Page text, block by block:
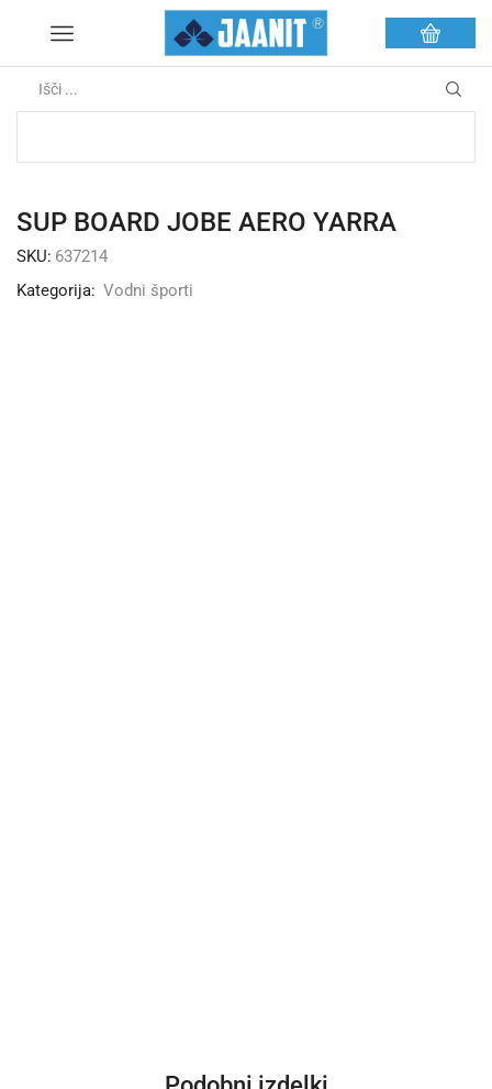
SUP BOARD JOBE AERO YARRA
SKU: 637214
Kategorija: Vodni športi